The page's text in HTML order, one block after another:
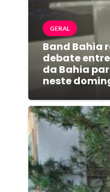
GERAL
Band Bahia
debate
da Bahia
neste